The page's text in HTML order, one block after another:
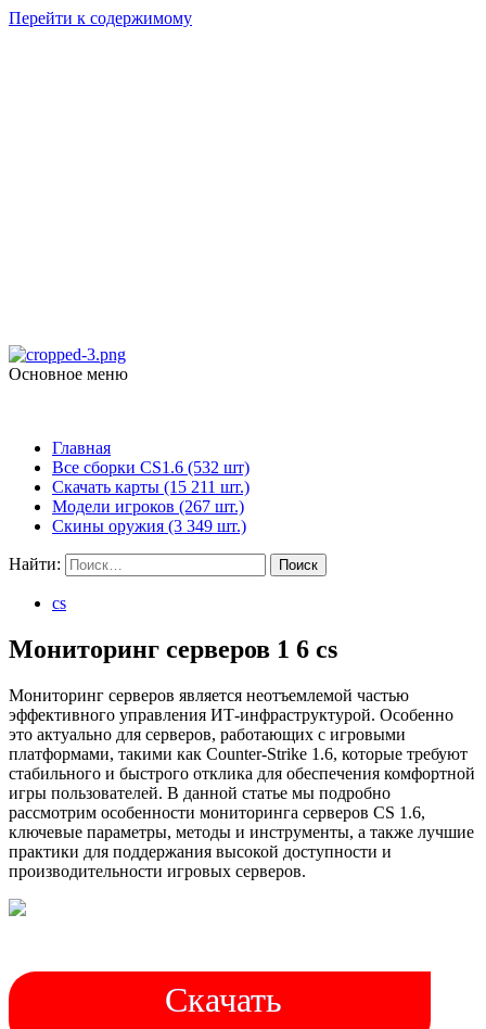
Перейти к содержимому
Основное меню
Главная
Все сборки CS1.6 (532 шт)
Скачать карты (15 211 шт.)
Модели игроков (267 шт.)
Скины оружия (3 349 шт.)
Найти:
cs
Мониторинг серверов 1 6 cs
Мониторинг серверов является неотъемлемой частью
эффективного управления ИТ-инфраструктурой. Особенно
это актуально для серверов, работающих с игровыми
платформами, такими как Counter-Strike 1.6, которые требуют
стабильного и быстрого отклика для обеспечения комфортной
игры пользователей. В данной статье мы подробно
рассмотрим особенности мониторинга серверов CS 1.6,
ключевые параметры, методы и инструменты, а также лучшие
практики для поддержания высокой доступности и
производительности игровых серверов.
Скачать